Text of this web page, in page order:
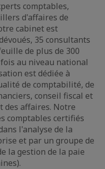
comptables,
d'affaires de
cabinet est
35 consultants
de plus de 300
au niveau national
est dédiée à
de comptabilité, de
conseil fiscal et
des affaires. Notre
comptables certifiés
l'analyse de la
et par un groupe de
la gestion de la paie